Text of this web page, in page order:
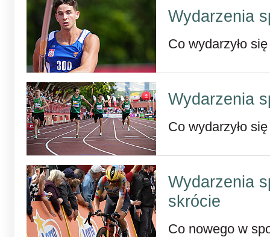
Wydarzenia
Co wydarzyło
Wydarzenia
Co wydarzyło
Wydarzenia
skrócie
Co nowego w